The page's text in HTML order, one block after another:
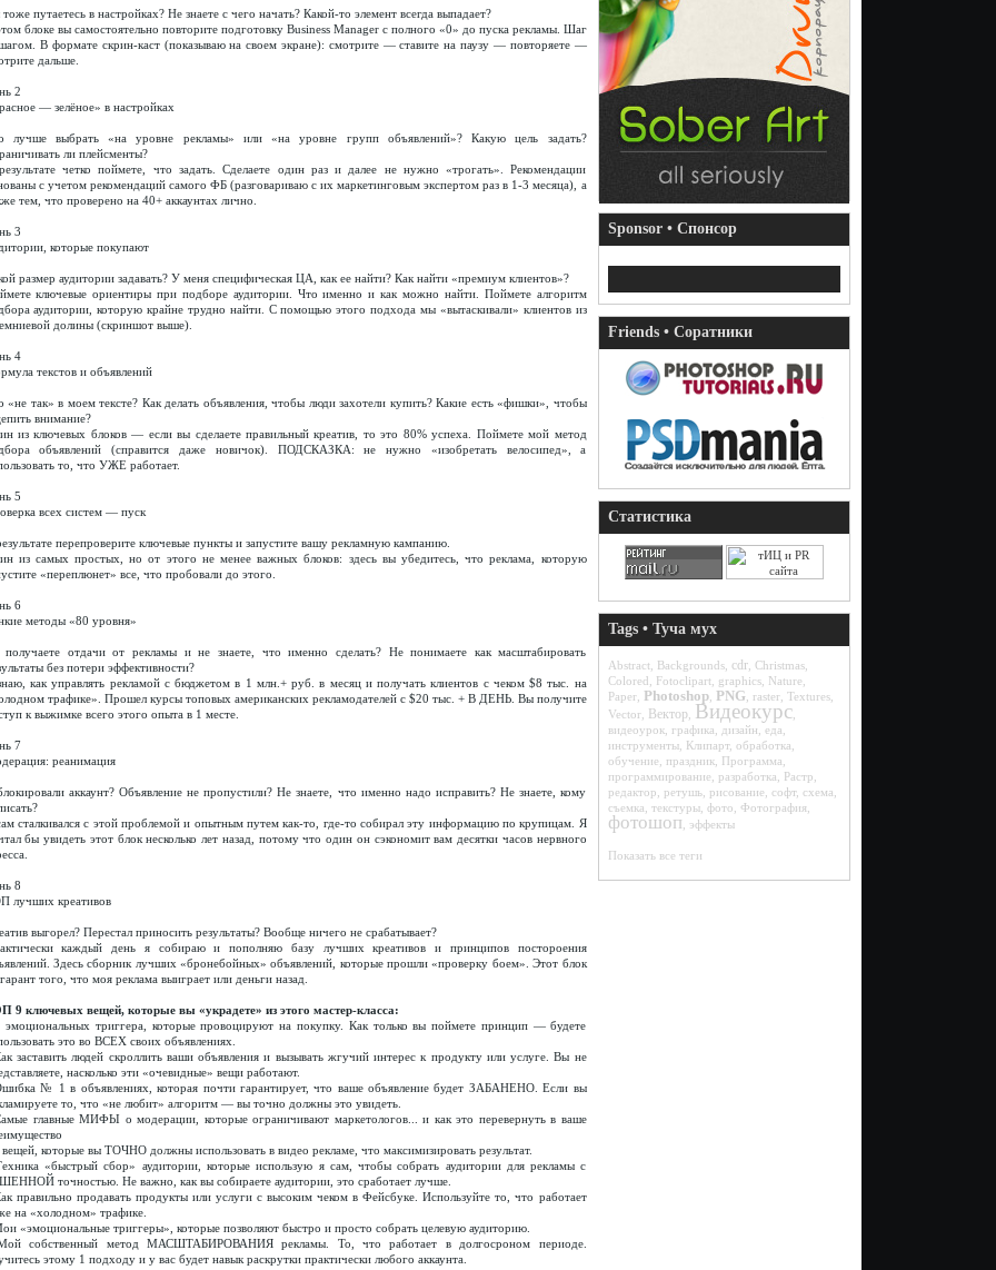
путаетесь в настройках? Не знаете с чего начать? Какой-то элемент всегда выпадает?
блоке вы самостоятельно повторите подготовку Business Manager с полного «0» до пуска рекламы. Шаг
В формате скрин-каст (показываю на своем экране): смотрите — ставите на паузу — повторяете —
дальше.
2
— зелёное» в настройках
лучше выбрать «на уровне рекламы» или «на уровне групп объявлений»? Какую цель задать?
ли плейсменты?
четко поймете, что задать. Сделаете один раз и далее не нужно «трогать». Рекомендации
с учетом рекомендаций самого ФБ (разговариваю с их маркетинговым экспертом раз в 1-3 месяца), а
тем, что проверено на 40+ аккаунтах лично.
3
которые покупают
размер аудитории задавать? У меня специфическая ЦА, как ее найти? Как найти «премиум клиентов»?
ключевые ориентиры при подборе аудитории. Что именно и как можно найти. Поймете алгоритм
аудитории, которую крайне трудно найти. С помощью этого подхода мы «вытаскивали» клиентов из
долины (скриншот выше).
4
текстов и объявлений
«не так» в моем тексте? Как делать объявления, чтобы люди захотели купить? Какие есть «фишки», чтобы
внимание?
из ключевых блоков — если вы сделаете правильный креатив, то это 80% успеха. Поймете мой метод
объявлений (справится даже новичок). ПОДСКАЗКА: не нужно «изобретать велосипед», а
то, что УЖЕ работает.
5
всех систем — пуск
перепроверите ключевые пункты и запустите вашу рекламную кампанию.
из самых простых, но от этого не менее важных блоков: здесь вы убедитесь, что реклама, которую
«переплюнет» все, что пробовали до этого.
6
методы «80 уровня»
отдачи от рекламы и не знаете, что именно сделать? Не понимаете как масштабировать
без потери эффективности?
как управлять рекламой с бюджетом в 1 млн.+ руб. в месяц и получать клиентов с чеком $8 тыс. на
трафике». Прошел курсы топовых американских рекламодателей с $20 тыс. + В ДЕНЬ. Вы получите
к выжимке всего этого опыта в 1 месте.
7
реанимация
аккаунт? Объявление не пропустили? Не знаете, что именно надо исправить? Не знаете, кому
сталкивался с этой проблемой и опытным путем как-то, где-то собирал эту информацию по крупицам. Я
бы увидеть этот блок несколько лет назад, потому что один он сэкономит вам десятки часов нервного
8
лучших креативов
выгорел? Перестал приносить результаты? Вообще ничего не срабатывает?
каждый день я собираю и пополняю базу лучших креативов и принципов постороения
Здесь сборник лучших «бронебойных» объявлений, которые прошли «проверку боем». Этот блок
того, что моя реклама выиграет или деньги назад.
9 ключевых вещей, которые вы «украдете» из этого мастер-класса:
триггера, которые провоцируют на покупку. Как только вы поймете принцип — будете
это во ВСЕХ своих объявлениях.
заставить людей скроллить ваши объявления и вызывать жгучий интерес к продукту или услуге. Вы не
насколько эти «очевидные» вещи работают.
№ 1 в объявлениях, которая почти гарантирует, что ваше объявление будет ЗАБАНЕНО. Если вы
то, что «не любит» алгоритм — вы точно должны это увидеть.
главные МИФЫ о модерации, которые ограничивают маркетологов... и как это перевернуть в ваше
которые вы ТОЧНО должны использовать в видео рекламе, что максимизировать результат.
«быстрый сбор» аудитории, которые использую я сам, чтобы собрать аудитории для рекламы с
точностью. Не важно, как вы собираете аудитории, это сработает лучше.
правильно продавать продукты или услуги с высоким чеком в Фейсбуке. Используйте то, что работает
на «холодном» трафике.
«эмоциональные триггеры», которые позволяют быстро и просто собрать целевую аудиторию.
собственный метод МАСШТАБИРОВАНИЯ рекламы. То, что работает в долгосроном периоде.
этому 1 подходу и у вас будет навык раскрутки практически любого аккаунта.
Sponsor • Спонсор
Friends • Соратники
Статистика
Tags • Туча мух
Abstract Backgrounds, cdr, Christmas,
Colored
Fotoclipart graphics, Nature
Paper, Photoshop, PNG raster, Textures,
Vector, Вектор, Видеокурс,
видеоурок, графика дизайн еда
инструменты, Клипарт, обработка
обучение
праздник, Программа
программирование
разработка Растр
редактор
ретушь, рисование софт, схема
съемка текстуры, фото Фотография,
фотошоп эффекты
Показать все теги